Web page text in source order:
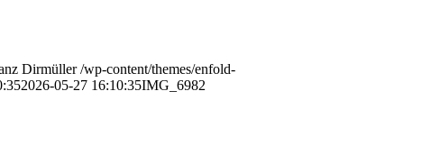
Dirmüller /wp-content/themes/enfold-
2026-05-27 16:10:35IMG_6982